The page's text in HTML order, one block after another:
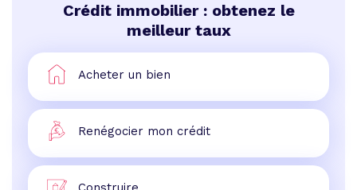
Crédit immobilier : obtenez le
meilleur taux
Acheter un bien
Renégocier mon crédit